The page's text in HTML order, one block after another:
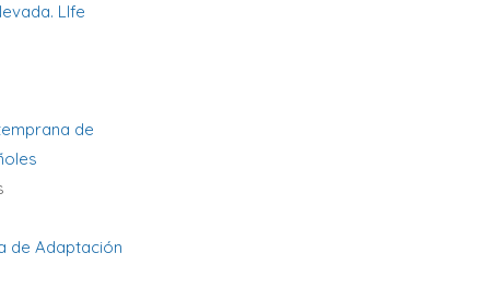
LIfe
de
de Adaptación